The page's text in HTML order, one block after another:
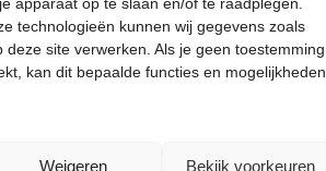
technologieën kunnen wij gegevens zoals
deze site verwerken. Als je geen toestemming
kan dit bepaalde functies en mogelijkheden
Weigeren Bekijk voorkeuren